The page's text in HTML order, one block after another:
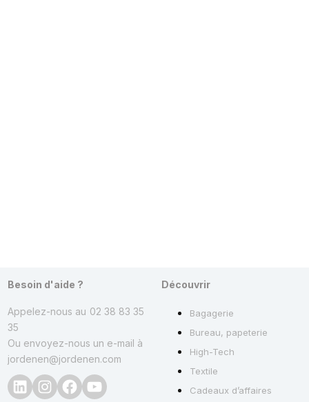
Besoin d'aide ?
Appelez-nous au 02 38 83 35
35
Ou envoyez-nous un e-mail à
jordenen@jordenen.com
Découvrir
Bagagerie
Bureau, papeterie
High-Tech
Textile
Cadeaux d’affaires